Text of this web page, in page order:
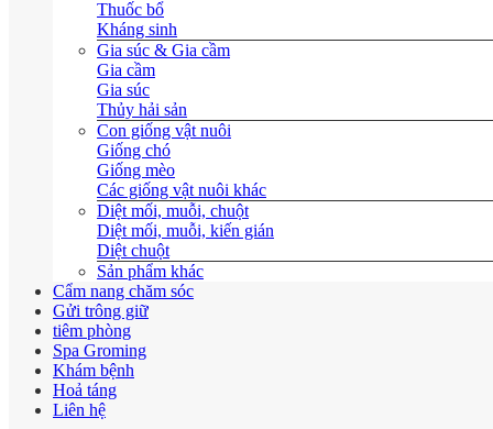
Thuốc bổ
Kháng sinh
Gia súc & Gia cầm
Gia cầm
Gia súc
Thủy hải sản
Con giống vật nuôi
Giống chó
Giống mèo
Các giống vật nuôi khác
Diệt mối, muỗi, chuột
Diệt mối, muỗi, kiến gián
Diệt chuột
Sản phẩm khác
Cẩm nang chăm sóc
Gửi trông giữ
tiêm phòng
Spa Groming
Khám bệnh
Hoả táng
Liên hệ